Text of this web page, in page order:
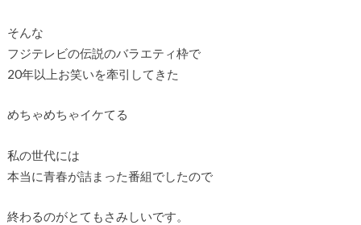
そんな
フジテレビの伝説のバラエティ枠で
20年以上お笑いを牽引してきた
めちゃめちゃイケてる
私の世代には
本当に青春が詰まった番組でしたので
終わるのがとてもさみしいです。